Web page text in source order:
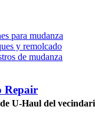
para mudanza
y remolcado
de mudanza
Repair
U-Haul del